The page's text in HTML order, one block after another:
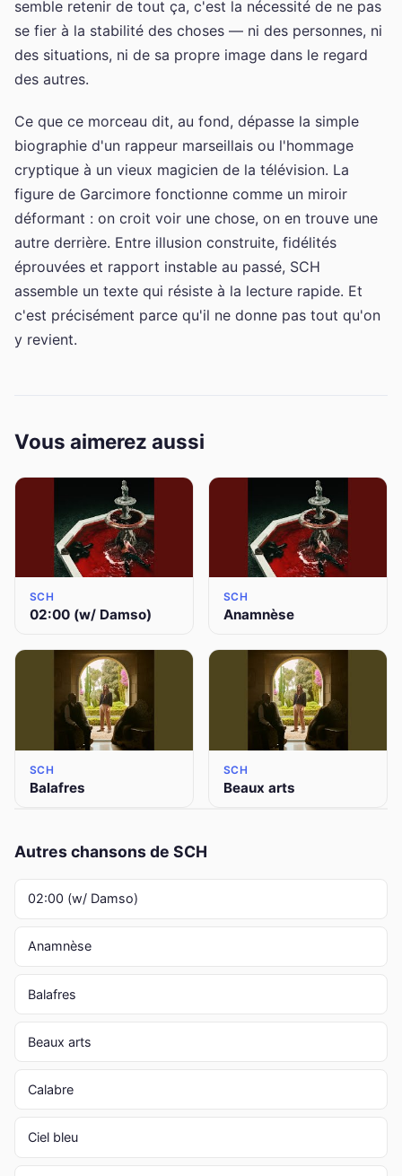
semble retenir de tout ça, c'est la nécessité de ne pas
se fier à la stabilité des choses — ni des personnes, ni
des situations, ni de sa propre image dans le regard
des autres.
Ce que ce morceau dit, au fond, dépasse la simple
biographie d'un rappeur marseillais ou l'hommage
cryptique à un vieux magicien de la télévision. La
figure de Garcimore fonctionne comme un miroir
déformant : on croit voir une chose, on en trouve une
autre derrière. Entre illusion construite, fidélités
éprouvées et rapport instable au passé, SCH
assemble un texte qui résiste à la lecture rapide. Et
c'est précisément parce qu'il ne donne pas tout qu'on
y revient.
Vous aimerez aussi
SCH
02:00 (w/ Damso)
SCH
Anamnèse
SCH
Balafres
SCH
Beaux arts
Autres chansons de SCH
02:00 (w/ Damso)
Anamnèse
Balafres
Beaux arts
Calabre
Ciel bleu